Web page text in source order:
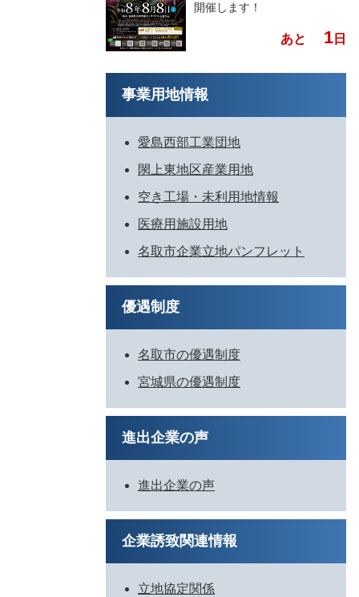
開催します！
あと 1 日
事業用地情報
愛島西部工業団地
閖上東地区産業用地
空き工場・未利用地情報
医療用施設用地
名取市企業立地パンフレット
優遇制度
名取市の優遇制度
宮城県の優遇制度
進出企業の声
進出企業の声
企業誘致関連情報
立地協定関係